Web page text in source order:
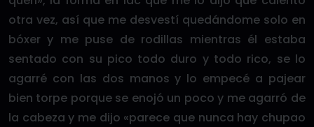
otra vez, así que me desvestí quedándome solo en
bóxer y me puse de rodillas mientras él estaba
sentado con su pico todo duro y todo rico, se lo
agarré con las dos manos y lo empecé a pajear
bien torpe porque se enojó un poco y me agarró de
la cabeza y me dijo «parece que nunca hay chupao